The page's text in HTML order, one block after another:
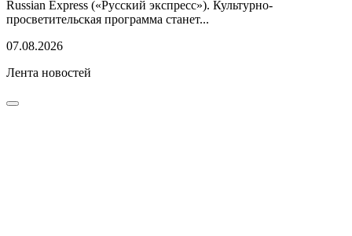
Russian Express («Русский экспресс»). Культурно-
просветительская программа станет...
07.08.2026
Лента новостей